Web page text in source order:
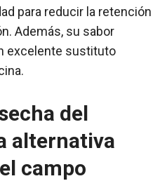
para reducir la retención
Además, su sabor
excelente sustituto
del
alternativa
campo